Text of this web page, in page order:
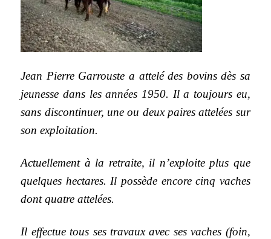
Jean Pierre Garrouste a attelé des bovins dès sa
jeunesse dans les années 1950. Il a toujours eu,
sans discontinuer, une ou deux paires attelées sur
son exploitation.
Actuellement à la retraite, il n’exploite plus que
quelques hectares. Il possède encore cinq vaches
dont quatre attelées.
Il effectue tous ses travaux avec ses vaches (foin,